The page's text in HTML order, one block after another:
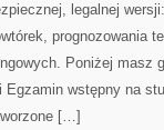
legalnej
prognozowania
Poniżej masz
Egzamin wstępny na
[…]